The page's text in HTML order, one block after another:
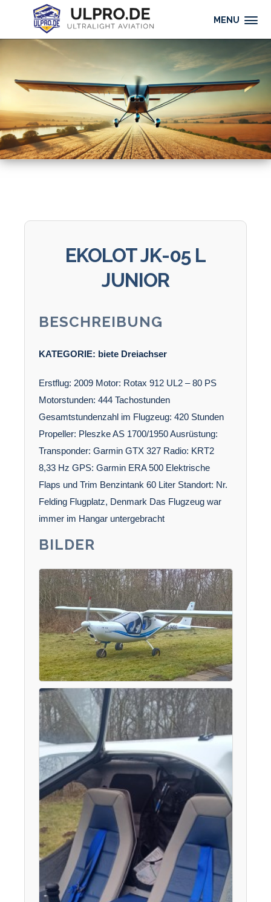
MENU
EKOLOT JK-05 L
JUNIOR
BESCHREIBUNG
KATEGORIE: biete Dreiachser
Erstflug: 2009 Motor: Rotax 912 UL2 – 80 PS
Motorstunden: 444 Tachostunden
Gesamtstundenzahl im Flugzeug: 420 Stunden
Propeller: Pleszke AS 1700/1950 Ausrüstung:
Transponder: Garmin GTX 327 Radio: KRT2
8,33 Hz GPS: Garmin ERA 500 Elektrische
Flaps und Trim Benzintank 60 Liter Standort: Nr.
Felding Flugplatz, Denmark Das Flugzeug war
immer im Hangar untergebracht
BILDER